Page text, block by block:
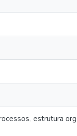
estrutura